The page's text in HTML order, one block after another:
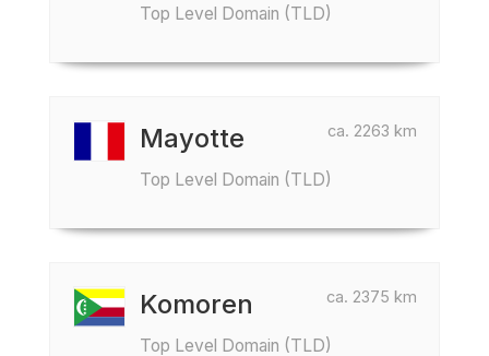
Top Level Domain (TLD)
ca. 2263 km
Mayotte
Top Level Domain (TLD)
ca. 2375 km
Komoren
Top Level Domain (TLD)